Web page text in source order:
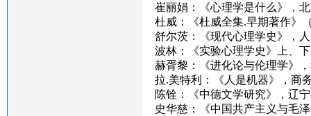
崔丽娟：《心理学是什么》，
杜威：《杜威全集.早期著作》
舒尔茨：《现代心理学史》，
波林：《实验心理学史》上、
赫胥黎：《进化论与伦理学》
拉.美特利：《人是机器》，商
陈铨：《中德文学研究》，辽
史华慈：《中国共产主义与毛